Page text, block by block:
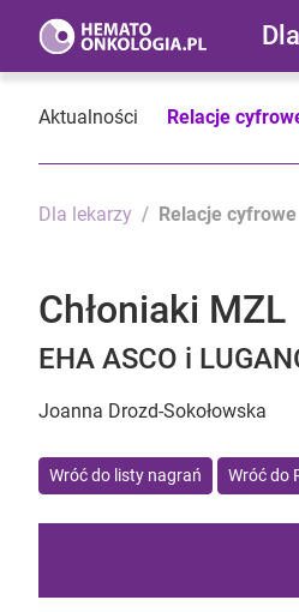
Aktualności Relacje
Dla lekarzy Relacje cyfrowe
Chłoniaki MZL
EHA ASCO i
Joanna Drozd-Sokołowska
Wróć do listy nagrań Wróć do